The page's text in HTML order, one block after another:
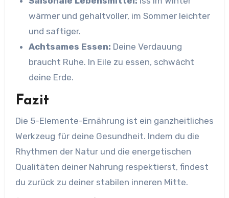
wärmer und gehaltvoller, im Sommer leichter
und saftiger.
Achtsames Essen: Deine Verdauung
braucht Ruhe. In Eile zu essen, schwächt
deine Erde.
Fazit
Die 5-Elemente-Ernährung ist ein ganzheitliches
Werkzeug für deine Gesundheit. Indem du die
Rhythmen der Natur und die energetischen
Qualitäten deiner Nahrung respektierst, findest
du zurück zu deiner stabilen inneren Mitte.